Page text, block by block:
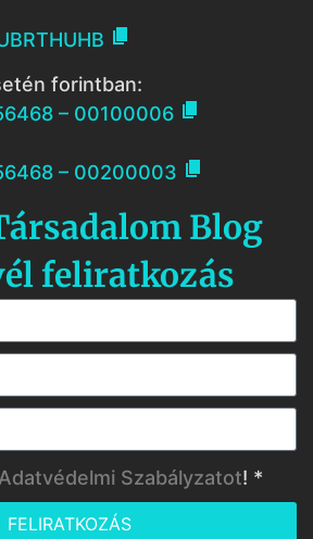

forintban:
– 00100006 
– 00200003 
Blog
feliratkozás
Adatvédelmi Szabályzatot! *
FELIRATKOZÁS